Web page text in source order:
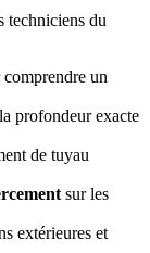
techniciens du
un
profondeur exacte
de tuyau
sur les
extérieures et